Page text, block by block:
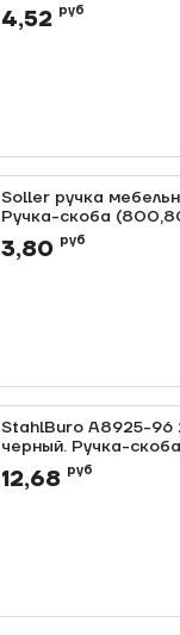
Артикул: 0000012675
4,52 руб
Soller ручка
Ручка-скоба
Артикул: 0000010792
3,80 руб
StahlBuro A8925-96
черный. Ручка-
Артикул: 0000011874
12,68 руб